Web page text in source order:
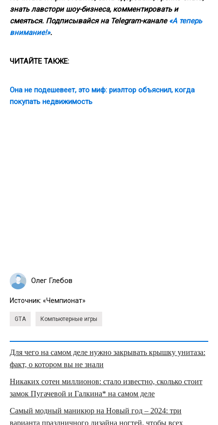
знать лавстори шоу-бизнеса, комментировать и
смеяться. Подписывайся на Telegram-канале«А теперь
внимание!».
ЧИТАЙТЕ ТАКЖЕ:
Она не подешевеет, это миф: риэлтор объяснил, когда
покупать недвижимость
Олег Глебов
Источник: «Чемпионат»
GTA Компьютерные игры
Для чего на самом деле нужно закрывать крышку унитаза:
факт, о котором вы не знали
Никаких сотен миллионов: стало известно, сколько стоит
замок Пугачевой и Галкина* на самом деле
Самый модный маникюр на Новый год – 2024: три
варианта праздничного дизайна ногтей, чтобы всех